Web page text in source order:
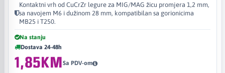
Kontaktni vrh od CuCrZr legure za MIG/MAG žicu promjera 1,2 mm,
sa navojem M6 i dužinom 28 mm, kompatibilan sa gorionicima
MB25 i T250.
Na stanju
Dostava 24-48h
1,85KMSa PDV-om